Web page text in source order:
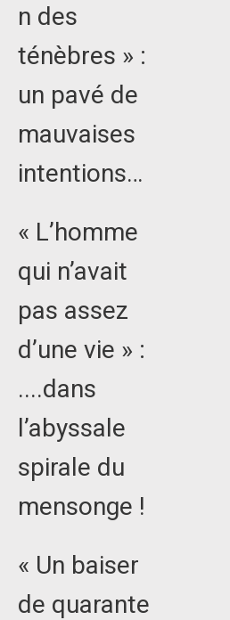
n des
ténèbres » :
un pavé de
mauvaises
intentions…
« L’homme
qui n’avait
pas assez
d’une vie » :
....dans
l’abyssale
spirale du
mensonge !
« Un baiser
de quarante